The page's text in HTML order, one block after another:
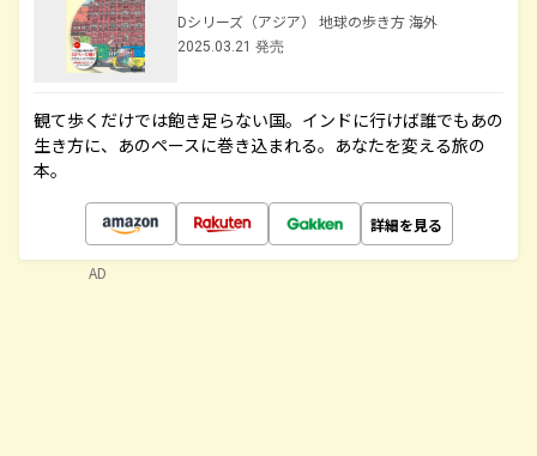
Dシリーズ（アジア） 地球の歩き方 海外
2025.03.21 発売
観て歩くだけでは飽き足らない国。インドに行けば誰でもあの
生き方に、あのペースに巻き込まれる。あなたを変える旅の
本。
詳細を見る
AD